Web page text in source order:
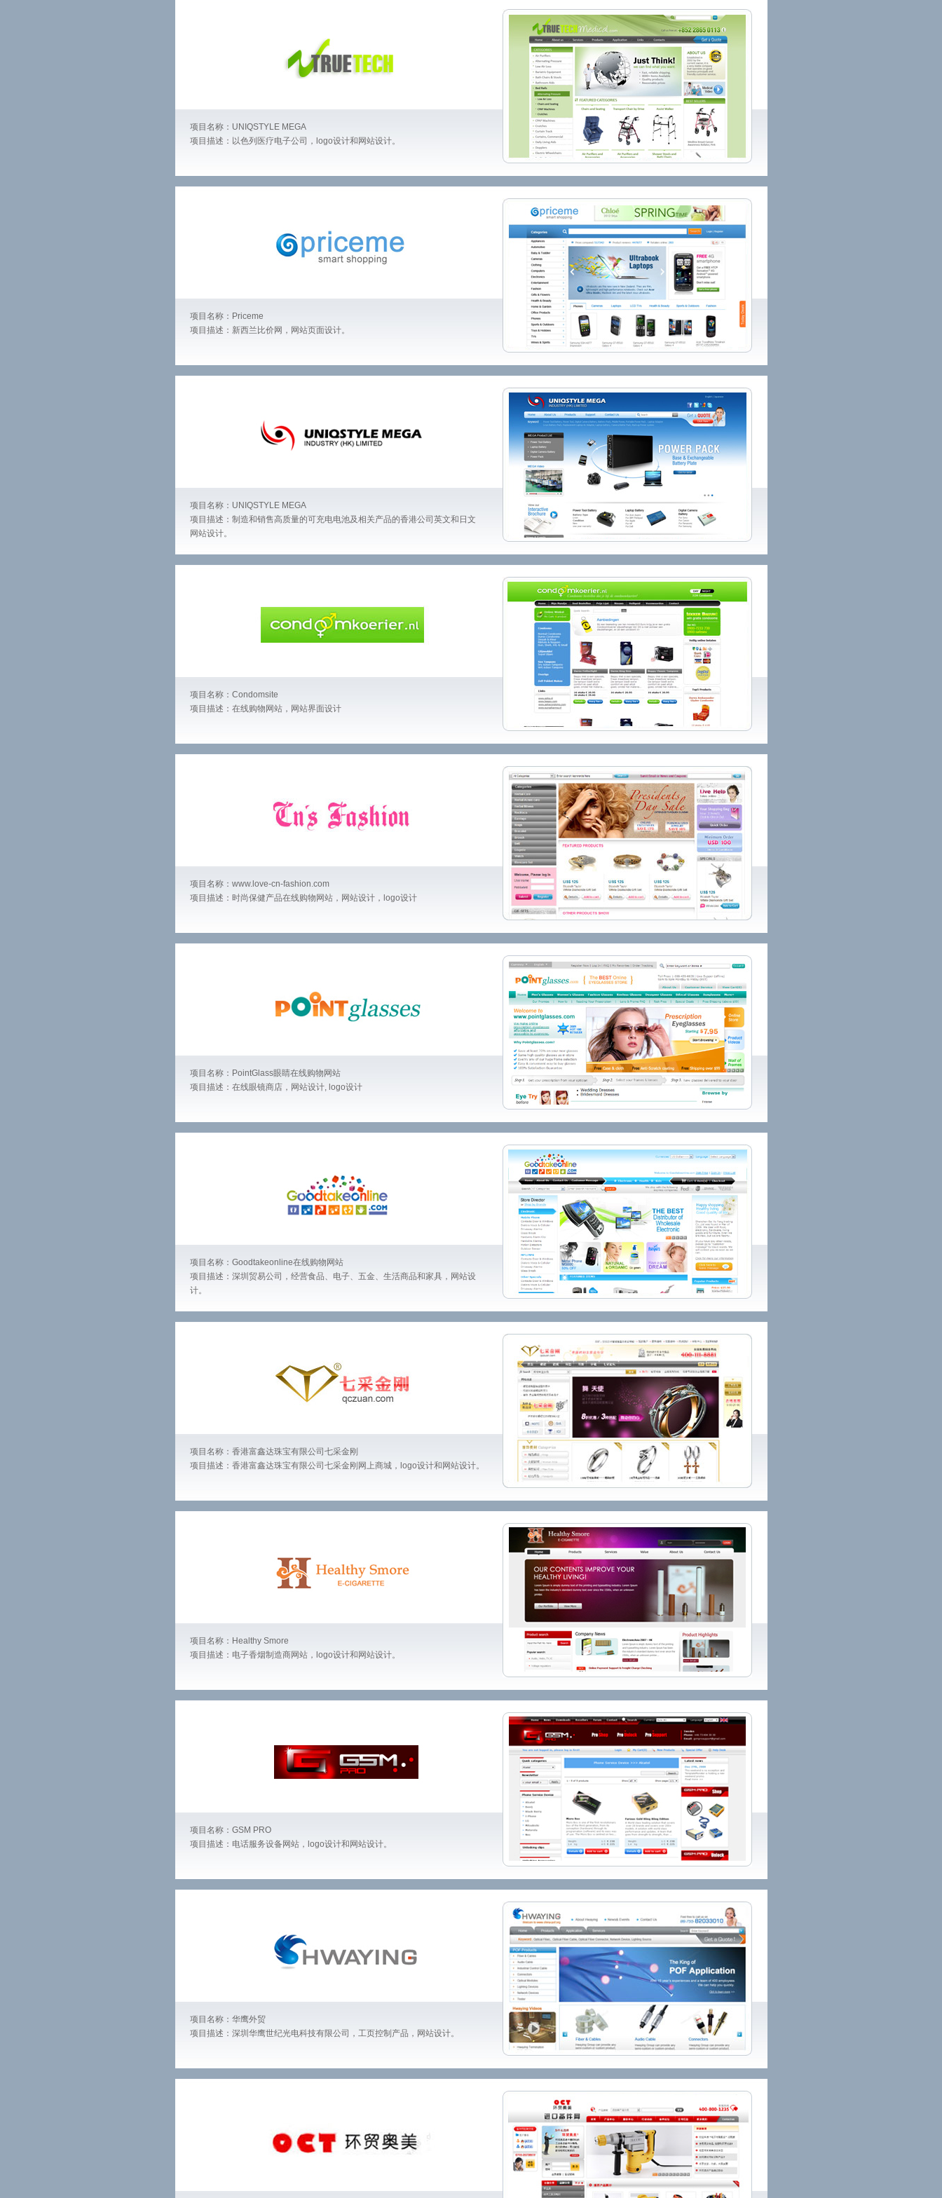
项目名称：UNIQSTYLE MEGA
项目描述：以色列医疗电子公司，logo设计和网站设计。
项目名称：Priceme
项目描述：新西兰比价网，网站页面设计。
项目名称：UNIQSTYLE MEGA
项目描述：制造和销售高质量的可充电电池及相关产品的香港公司英文和日文
网站设计。
项目名称：Condomsite
项目描述：在线购物网站，网站界面设计
项目名称：www.love-cn-fashion.com
项目描述：时尚保健产品在线购物网站，网站设计，logo设计
项目名称：PointGlass眼睛在线购物网站
项目描述：在线眼镜商店，网站设计, logo设计
项目名称：Goodtakeonline在线购物网站
项目描述：深圳贸易公司，经营食品、电子、五金、生活商品和家具，网站设
计。
项目名称：香港富鑫达珠宝有限公司七采金刚
项目描述：香港富鑫达珠宝有限公司七采金刚网上商城，logo设计和网站设计。
项目名称：Healthy Smore
项目描述：电子香烟制造商网站，logo设计和网站设计。
项目名称：GSM PRO
项目描述：电话服务设备网站，logo设计和网站设计。
项目名称：华鹰外贸
项目描述：深圳华鹰世纪光电科技有限公司，工页控制产品，网站设计。